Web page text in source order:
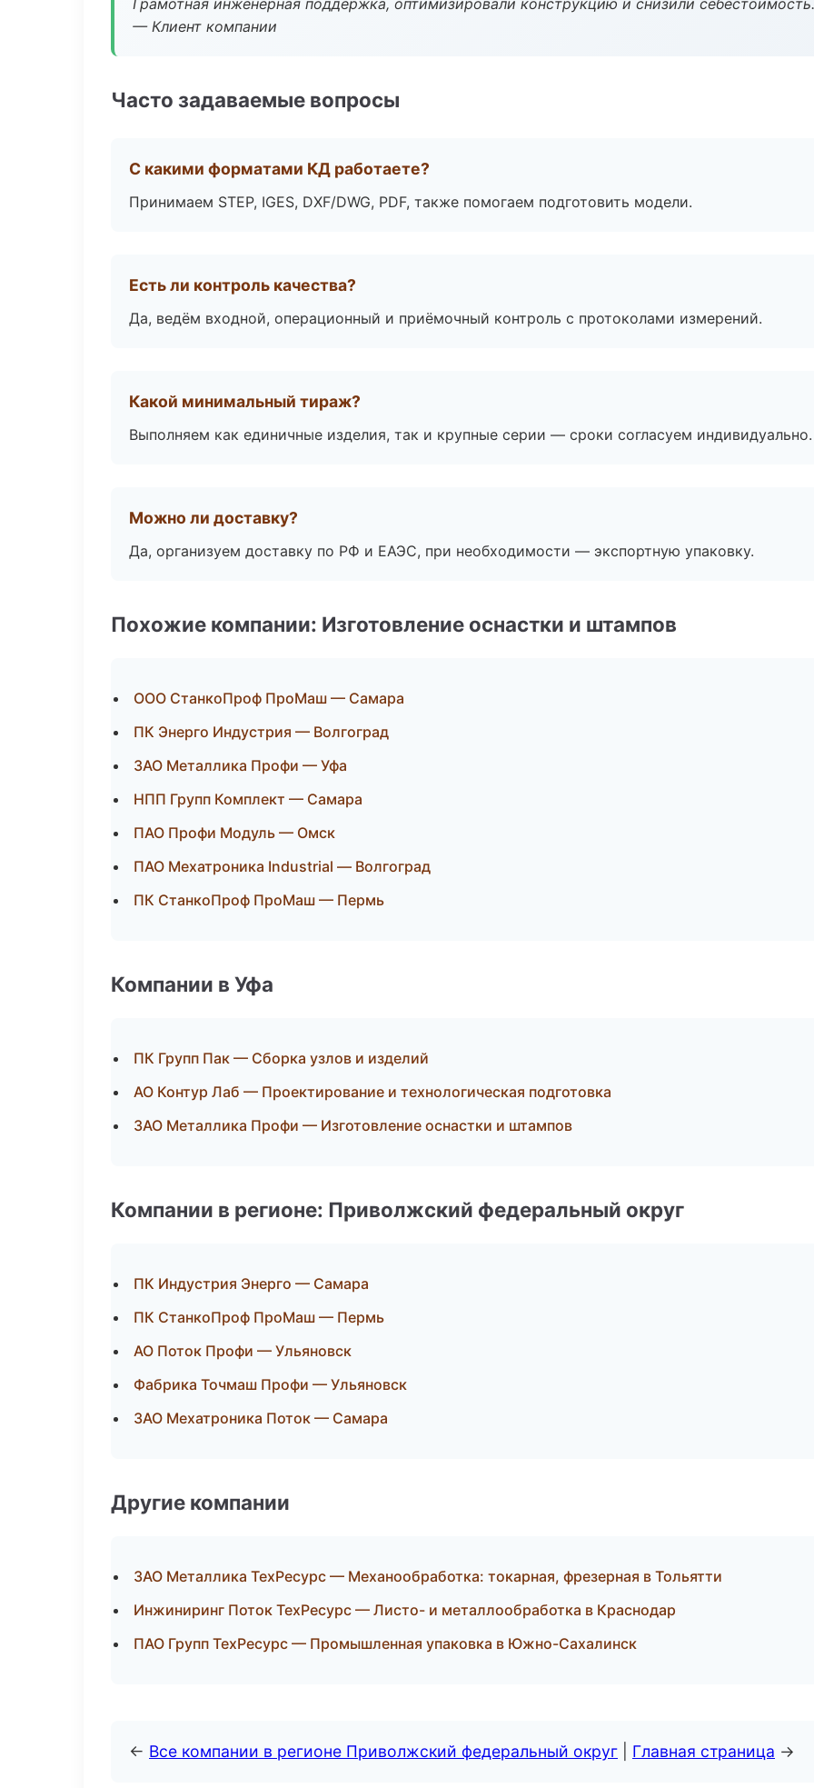
Грамотная инженерная поддержка, оптимизировали конструкцию и снизили себестоимость.
— Клиент компании
Часто задаваемые вопросы
С какими форматами КД работаете?
Принимаем STEP, IGES, DXF/DWG, PDF, также помогаем подготовить модели.
Есть ли контроль качества?
Да, ведём входной, операционный и приёмочный контроль с протоколами измерений.
Какой минимальный тираж?
Выполняем как единичные изделия, так и крупные серии — сроки согласуем индивидуально.
Можно ли доставку?
Да, организуем доставку по РФ и ЕАЭС, при необходимости — экспортную упаковку.
Похожие компании: Изготовление оснастки и штампов
ООО СтанкоПроф ПроМаш — Самара
ПК Энерго Индустрия — Волгоград
ЗАО Металлика Профи — Уфа
НПП Групп Комплект — Самара
ПАО Профи Модуль — Омск
ПАО Мехатроника Industrial — Волгоград
ПК СтанкоПроф ПроМаш — Пермь
Компании в Уфа
ПК Групп Пак — Сборка узлов и изделий
АО Контур Лаб — Проектирование и технологическая подготовка
ЗАО Металлика Профи — Изготовление оснастки и штампов
Компании в регионе: Приволжский федеральный округ
ПК Индустрия Энерго — Самара
ПК СтанкоПроф ПроМаш — Пермь
АО Поток Профи — Ульяновск
Фабрика Точмаш Профи — Ульяновск
ЗАО Мехатроника Поток — Самара
Другие компании
ЗАО Металлика ТехРесурс — Механообработка: токарная, фрезерная в Тольятти
Инжиниринг Поток ТехРесурс — Листо- и металлообработка в Краснодар
ПАО Групп ТехРесурс — Промышленная упаковка в Южно-Сахалинск
← Все компании в регионе Приволжский федеральный округ Главная страница →